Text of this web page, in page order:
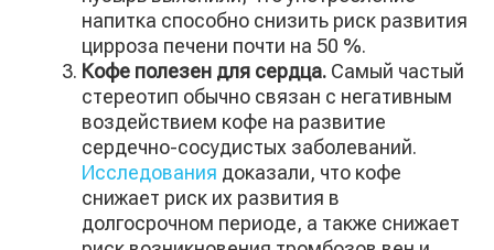
напитка способно снизить риск развития
цирроза печени почти на 50 %.
Кофе полезен для сердца. Самый частый
стереотип обычно связан с негативным
воздействием кофе на развитие
сердечно-сосудистых заболеваний.
Исследования доказали, что кофе
снижает риск их развития в
долгосрочном периоде, а также снижает